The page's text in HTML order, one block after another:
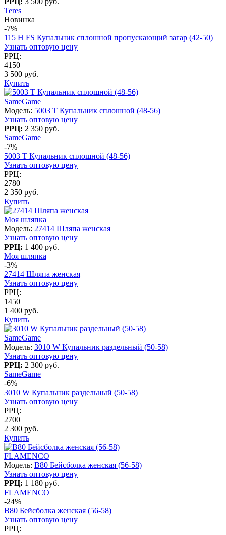
Teres
Новинка
-7%
115 H FS Купальник сплошной пропускающий загар (42-50)
Узнать оптовую цену
РРЦ:
4150
3 500 руб.
Купить
SameGame
Модель: 5003 T Купальник сплошной (48-56)
Узнать оптовую цену
РРЦ: 2 350 руб.
SameGame
-7%
5003 T Купальник сплошной (48-56)
Узнать оптовую цену
РРЦ:
2780
2 350 руб.
Купить
Моя шляпка
Модель: 27414 Шляпа женская
Узнать оптовую цену
РРЦ: 1 400 руб.
Моя шляпка
-3%
27414 Шляпа женская
Узнать оптовую цену
РРЦ:
1450
1 400 руб.
Купить
SameGame
Модель: 3010 W Купальник раздельный (50-58)
Узнать оптовую цену
РРЦ: 2 300 руб.
SameGame
-6%
3010 W Купальник раздельный (50-58)
Узнать оптовую цену
РРЦ:
2700
2 300 руб.
Купить
FLAMENCO
Модель: B80 Бейсболка женская (56-58)
Узнать оптовую цену
РРЦ: 1 180 руб.
FLAMENCO
-24%
B80 Бейсболка женская (56-58)
Узнать оптовую цену
РРЦ: